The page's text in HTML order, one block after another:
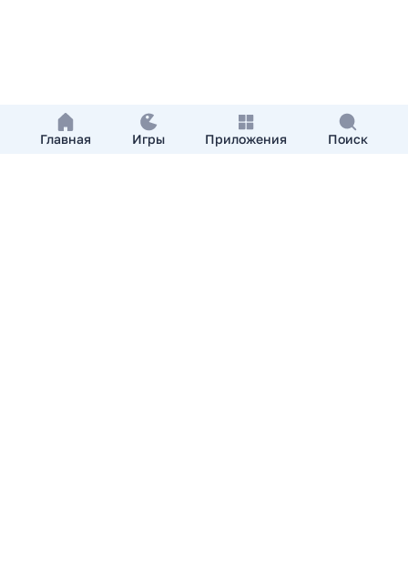
Главная Игры Приложения Поиск